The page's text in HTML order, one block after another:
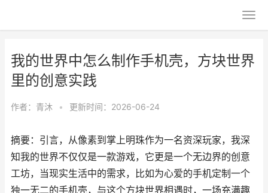
我的世界中怎么制作手机壳，方块世界
里的创意实践
作者： 青沐 • 更新时间：2026-06-24
摘要：引言，从像素到掌上明珠作为一名资深玩家，我深
知我的世界不仅仅是一款游戏，它更是一个无边界的创意
工坊，当现实生活中的需求，比如为心爱的手机定制一个
独一无二的手机壳，与这个方块世界相遇时，一场充满趣